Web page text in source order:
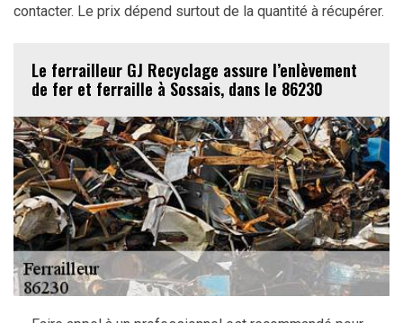
contacter. Le prix dépend surtout de la quantité à récupérer.
Le ferrailleur GJ Recyclage assure l’enlèvement
de fer et ferraille à Sossais, dans le 86230